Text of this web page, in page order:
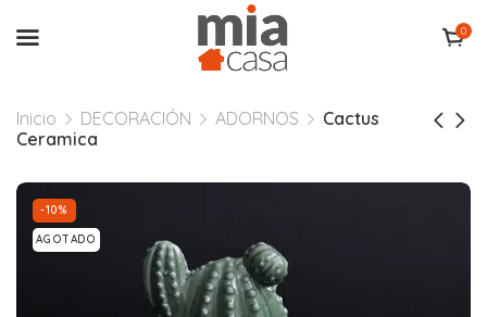
0
Inicio DECORACIÓN ADORNOS
Cactus
Ceramica
-10%
AGOTADO